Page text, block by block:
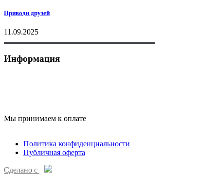
Приводи друзей
11.09.2025
Информация
Мы принимаем к оплате
Политика конфиденциальности
Публичная оферта
Сделано с